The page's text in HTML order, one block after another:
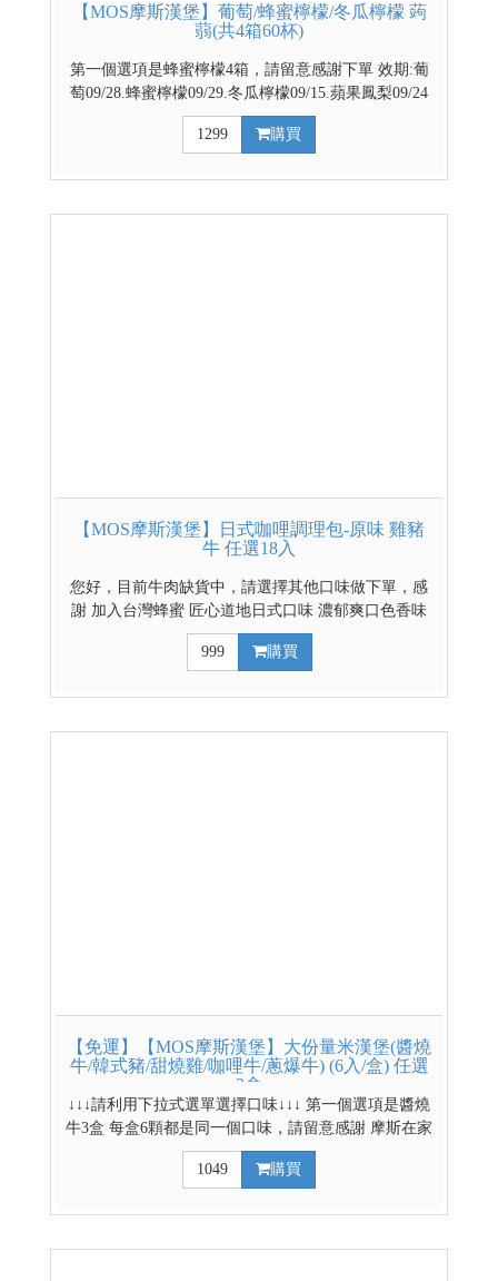
【MOS摩斯漢堡】葡萄/蜂蜜檸檬/冬瓜檸檬 蒟
蒻(共4箱60杯)
第一個選項是蜂蜜檸檬4箱，請留意感謝下單 效期:葡
萄09/28.蜂蜜檸檬09/29.冬瓜檸檬09/15.蘋果鳳梨09/24
官方網路商城 部分優惠與門市不同步，請依賣場實際
公告優惠為主 台灣代表著名水果 餐後解膩好幫手 越
1299 購買
【MOS摩斯漢堡】日式咖哩調理包-原味 雞豬
牛 任選18入
您好，目前牛肉缺貨中，請選擇其他口味做下單，感
謝 加入台灣蜂蜜 匠心道地日式口味 濃郁爽口色香味
俱全 豐富的餡料超滿足 雞豬牛三種選擇 輕鬆煮出好
料理 日式辣味咖哩請點這裡 日式原味混搭辣味咖哩請
999 購買
【免運】【MOS摩斯漢堡】大份量米漢堡(醬燒
牛/韓式豬/甜燒雞/咖哩牛/蔥爆牛) (6入/盒) 任選
3盒
↓↓↓請利用下拉式選單選擇口味↓↓↓ 第一個選項是醬燒
牛3盒 每盒6顆都是同一個口味，請留意感謝 摩斯在家
吃的到 大份量，2分鐘滿足味與胃 嚴選台南11號米
製作而成 品保層層把關，美味又安心 *低溫配送商品
1049 購買